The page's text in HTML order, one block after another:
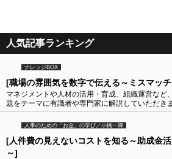
人気記事ランキング
ナレッジBOX
[職場の雰囲気を数字で伝える～ミスマッ
マネジメントや人材の活用・育成、組織運営など
題をテーマに有識者や専門家に解説していただき
人事のための「お金」の学び／小橋一輝
[人件費の見えないコストを知る～助成金
～]